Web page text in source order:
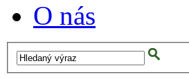
O nás